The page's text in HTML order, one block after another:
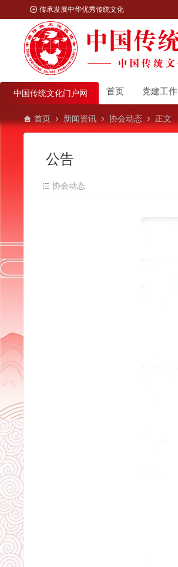
传承发展中华优秀传统文化
中国传统文化门户网 首页 党建工作
首页 新闻资讯 协会动态 正文
公告
协会动态